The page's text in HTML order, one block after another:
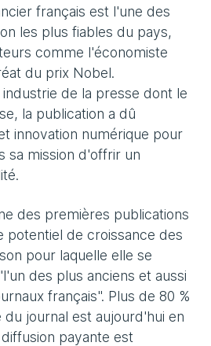
français est l'une des
les plus fiables du pays,
comme l'économiste
du prix Nobel.
de la presse dont le
la publication a dû
innovation numérique pour
sa mission d'offrir un
des premières publications
potentiel de croissance des
pour laquelle elle se
des plus anciens et aussi
français". Plus de 80 %
journal est aujourd'hui en
payante est